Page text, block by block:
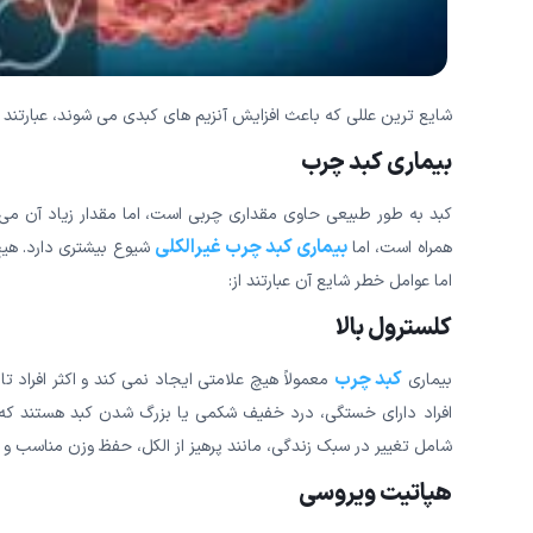
شایع ترین عللی که باعث افزایش آنزیم های کبدی می شوند، عبارتند
بیماری کبد چرب
کبد به طور طبیعی حاوی مقداری چربی است، اما مقدار زیاد آن
همراه است، امابیماری کبد چرب غیرالکلی شیوع بیشتری دارد.
اما عوامل خطر شایع آن عبارتند از:
کلسترول بالا
بیماری کبد چرب معمولاً هیچ علامتی ایجاد نمی کند و اکثر افراد
افراد دارای خستگی، درد خفیف شکمی یا بزرگ شدن کبد
شامل تغییر در سبک زندگی، مانند پرهیز از الکل، حفظ وزن مناسب
هپاتیت ویروسی